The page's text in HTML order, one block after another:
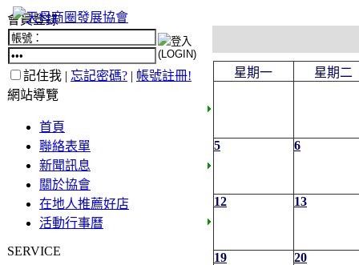
會員登錄
記住我 | 忘記密碼? | 帳號註冊!
網站導覽
首頁
聯絡表單
新聞訊息
關於協會
在地人推薦好店
活動行事曆
SERVICE
星期一 星期二
5 6
12 13
19 20